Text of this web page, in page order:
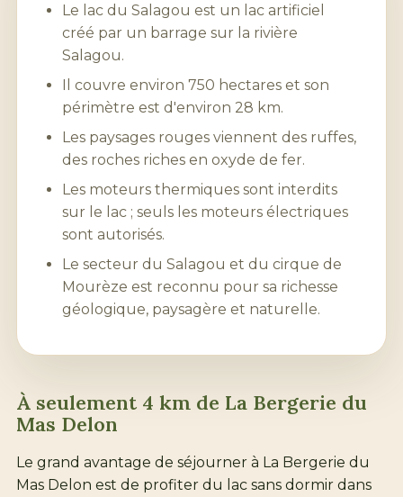
Le lac du Salagou est un lac artificiel
créé par un barrage sur la rivière
Salagou.
Il couvre environ 750 hectares et son
périmètre est d'environ 28 km.
Les paysages rouges viennent des ruffes,
des roches riches en oxyde de fer.
Les moteurs thermiques sont interdits
sur le lac ; seuls les moteurs électriques
sont autorisés.
Le secteur du Salagou et du cirque de
Mourèze est reconnu pour sa richesse
géologique, paysagère et naturelle.
À seulement 4 km de La Bergerie du
Mas Delon
Le grand avantage de séjourner à La Bergerie du
Mas Delon est de profiter du lac sans dormir dans